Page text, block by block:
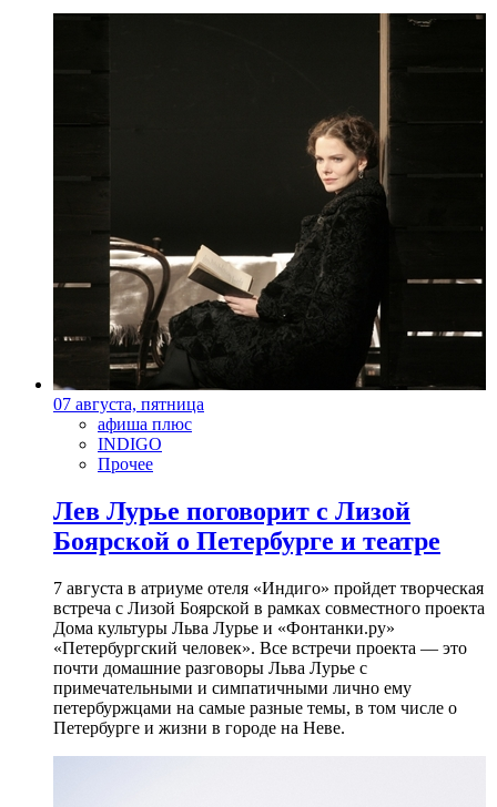
07 августа, пятница
афиша плюс
INDIGO
Прочее
Лев Лурье поговорит с Лизой
Боярской о Петербурге и театре
7 августа в атриуме отеля «Индиго» пройдет творческая
встреча с Лизой Боярской в рамках совместного проекта
Дома культуры Льва Лурье и «Фонтанки.ру»
«Петербургский человек». Все встречи проекта — это
почти домашние разговоры Льва Лурье с
примечательными и симпатичными лично ему
петербуржцами на самые разные темы, в том числе о
Петербурге и жизни в городе на Неве.